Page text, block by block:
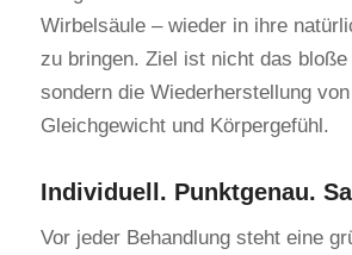
Wirbelsäule – wieder in ihre
zu bringen. Ziel ist nicht das bloße
sondern die Wiederherstellung
Gleichgewicht und Körpergefühl.
Individuell. Punktgenau.
Vor jeder Behandlung steht eine